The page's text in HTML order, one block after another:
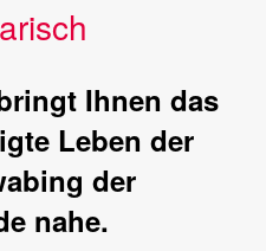
Ihnen das
Leben der
der
nahe.